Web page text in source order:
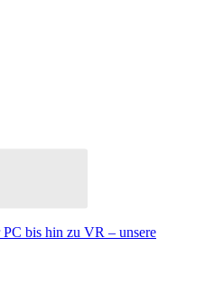
bis hin zu VR – unsere